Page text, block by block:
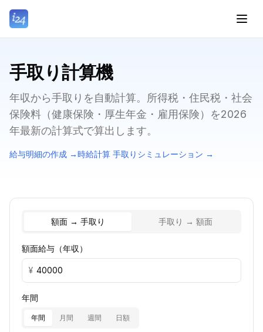
手取り計算機
年収から手取りを自動計算。所得税・住民税・社会
保険料（健康保険・厚生年金・雇用保険）を2026
年最新の計算式で算出します。
給与明細の作成 →時給計算 手取りシミュレーション →
額面 → 手取り 手取り → 額面
額面給与（年収）
¥
年間
年間 月間 週間 日額